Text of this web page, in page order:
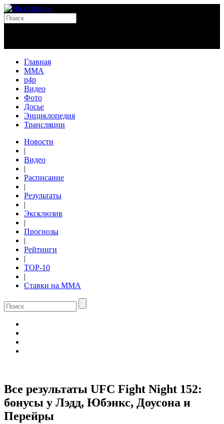
Главная
MMA
p4p
Видео
Фото
Досье
Энциклопедия
Трансляции
Новости
|
Видео
|
Расписание
|
Результаты
|
Эксклюзив
|
Прогнозы
|
Рейтинги
|
TOP-10
|
Ставки на ММА
Все результаты UFC Fight Night 152:
бонусы у Лэдд, Юбэнкс, Доусона и
Перейры